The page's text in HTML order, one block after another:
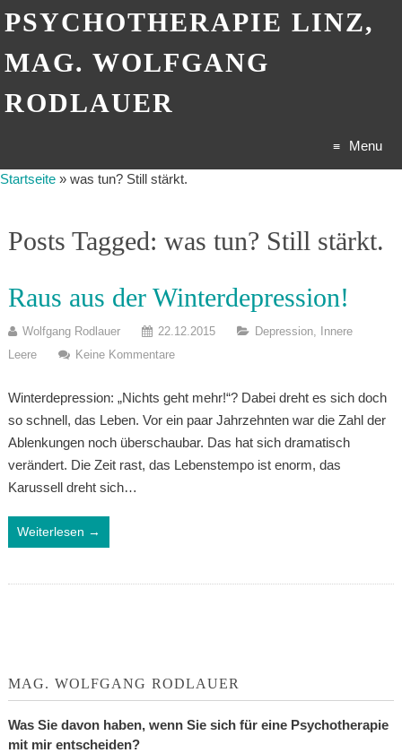
PSYCHOTHERAPIE LINZ,
MAG. WOLFGANG
RODLAUER
Menu
Startseite » was tun? Still stärkt.
Posts Tagged: was tun? Still stärkt.
Raus aus der Winterdepression!
Wolfgang Rodlauer 22.12.2015 Depression,
Innere
Leere
Keine Kommentare
Winterdepression: „Nichts geht mehr!“? Dabei dreht es sich doch
so schnell, das Leben. Vor ein paar Jahrzehnten war die Zahl der
Ablenkungen noch überschaubar. Das hat sich dramatisch
verändert. Die Zeit rast, das Lebenstempo ist enorm, das
Karussell dreht sich…
Weiterlesen →
MAG. WOLFGANG RODLAUER
Was Sie davon haben, wenn Sie sich für eine Psychotherapie
mit mir entscheiden?